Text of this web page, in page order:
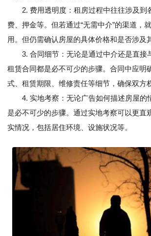
2. 费用透明度：租房过程中往往涉及到
费、押金等。但若通过“无需中介”的渠道，
用。但仍需确认房屋的具体价格和是否涉及
3. 合同细节：无论是通过中介还是直接
租赁合同都是必不可少的步骤。合同中应明
式、租赁期限、维修责任等细节，确保双方
4. 实地考察：无论广告如何描述房屋的
是必不可少的步骤。通过实地考察可以更直
实情况，包括居住环境、设施状况等。